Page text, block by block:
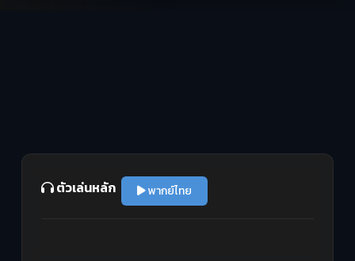
ตัวเล่นหลัก พากย์ไทย